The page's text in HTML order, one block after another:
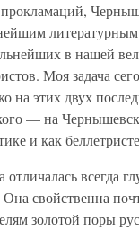
прокламаций,
в нашей
Моя задача
на этих двух
— на
и как
отличалась всегда
свойственна
золотой поры